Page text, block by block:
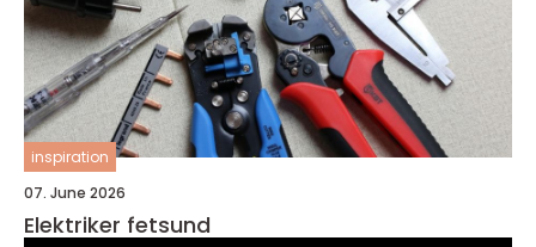
inspiration
07. June 2026
Elektriker fetsund